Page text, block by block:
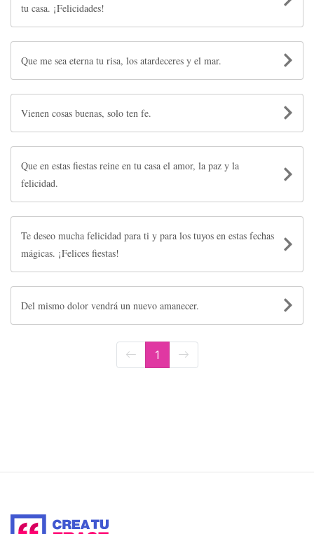
tu casa. ¡Felicidades!
Que me sea eterna tu risa, los atardeceres y el mar.
Vienen cosas buenas, solo ten fe.
Que en estas fiestas reine en tu casa el amor, la paz y la
felicidad.
Te deseo mucha felicidad para ti y para los tuyos en estas fechas
mágicas. ¡Felices fiestas!
Del mismo dolor vendrá un nuevo amanecer.
1